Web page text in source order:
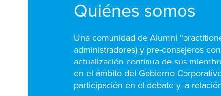
Quiénes somos
Una comunidad de Alumni
administradores) y pre-consejeros
actualización continua de sus
en el ámbito del Gobierno
participación en el debate y la